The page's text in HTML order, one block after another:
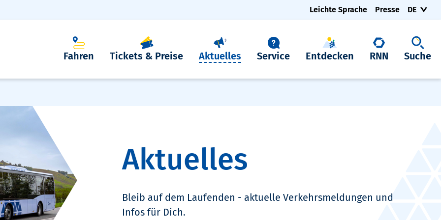
Leichte Sprache Presse DE
Fahren Tickets & Preise Aktuelles Service Entdecken RNN Suche
Aktuelles
Bleib auf dem Laufenden - aktuelle Verkehrsmeldungen und
Infos für Dich.